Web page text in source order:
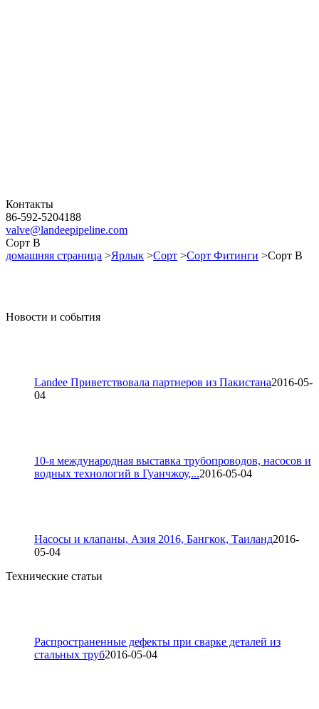
Контакты
86-592-5204188
valve@landeepipeline.com
Сорт B
домашняя страница >Ярлык >Сорт >Сорт Фитинги >Сорт B
Новости и события
Landee Приветствовала партнеров из Пакистана2016-05-
04
10-я международная выставка трубопроводов, насосов и
водных технологий в Гуанчжоу,...2016-05-04
Насосы и клапаны, Азия 2016, Бангкок, Таиланд2016-
05-04
Технические статьи
Распространенные дефекты при сварке деталей из
стальных труб2016-05-04